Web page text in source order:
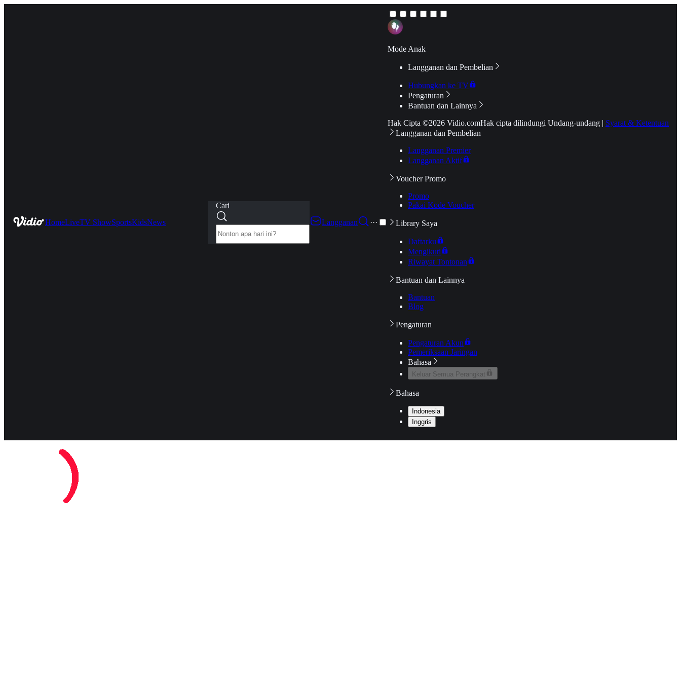
HomeLiveTV ShowSportsKidsNews
Cari
Langganan
···
Mode Anak
Langganan dan Pembelian
Hubungkan ke TV
Pengaturan
Bantuan dan Lainnya
Hak Cipta ©2026 Vidio.comHak cipta dilindungi Undang-undang | Syarat & Ketentuan
Langganan dan Pembelian
Langganan Premier
Langganan Aktif
Voucher Promo
Promo
Pakai Kode Voucher
Library Saya
Daftarku
Mengikuti
Riwayat Tontonan
Bantuan dan Lainnya
Bantuan
Blog
Pengaturan
Pengaturan Akun
Pemeriksaan Jaringan
Bahasa
Keluar Semua Perangkat
Bahasa
Indonesia
Inggris